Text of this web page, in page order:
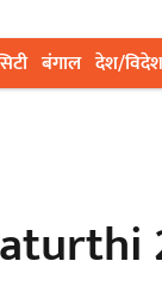
बंगाल देश/विदेश